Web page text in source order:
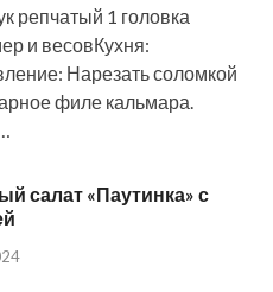
репчатый 1 головка
и весовКухня:
Нарезать соломкой
филе кальмара.
салат «Паутинка» с